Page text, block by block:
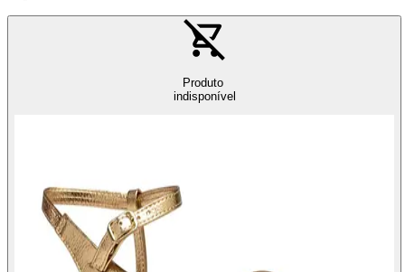
Produto
indisponível